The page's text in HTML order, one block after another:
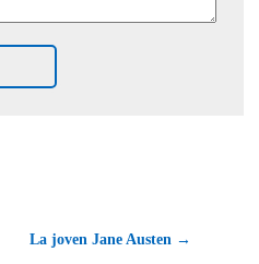
La joven Jane Austen →